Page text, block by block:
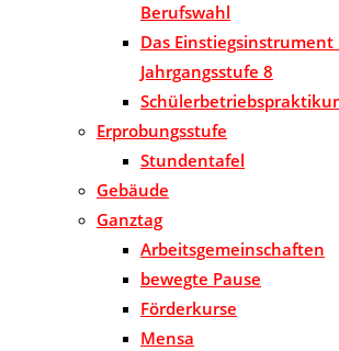
Berufswahl
Das Einstiegsinstrument
Jahrgangsstufe 8
Erprobungsstufe
Stundentafel
Gebäude
Ganztag
Arbeitsgemeinschaften
bewegte Pause
Förderkurse
Mensa